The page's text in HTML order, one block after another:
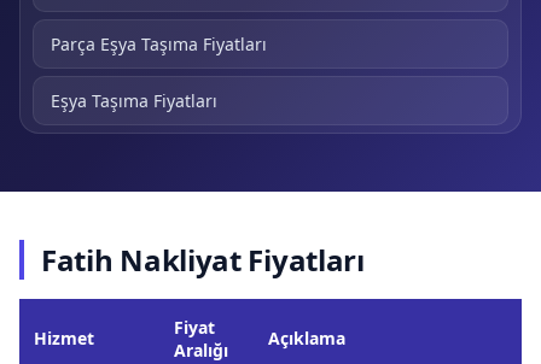
Parça Eşya Taşıma Fiyatları
Eşya Taşıma Fiyatları
Ofis Taşıma Fiyatları
Yük Taşıma Fiyatları
Fatih Nakliyat Fiyatları
Hizmet
Fiyat
Aralığı
Açıklama